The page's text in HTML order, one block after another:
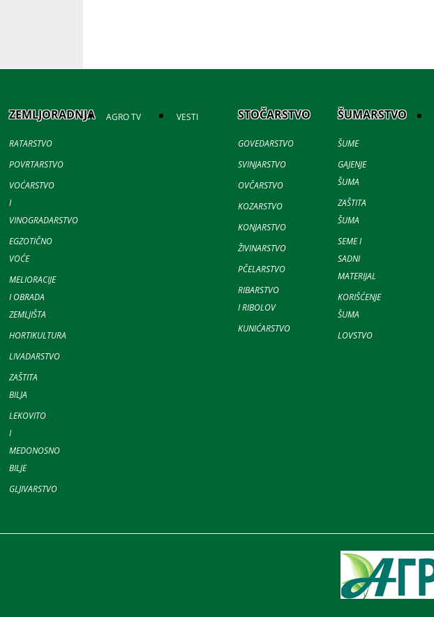
ZEMLJORADNJA
RATARSTVO
POVRTARSTVO
VOĆARSTVO
I
VINOGRADARSTVO
EGZOTIČNO
VOĆE
MELIORACIJE
I OBRADA
ZEMLJIŠTA
HORTIKULTURA
LIVADARSTVO
ZAŠTITA
BILJA
LEKOVITO
I
MEDONOSNO
BILJE
GLJIVARSTVO
AGRO TV VESTI STOČARSTVO
GOVEDARSTVO
SVINJARSTVO
OVČARSTVO
KOZARSTVO
KONJARSTVO
ŽIVINARSTVO
PČELARSTVO
RIBARSTVO
I RIBOLOV
KUNIĆARSTVO
ŠUMARSTVO
ŠUME
GAJENJE
ŠUMA
ZAŠTITA
ŠUMA
SEME I
SADNI
MATERIJAL
KORIŠĆENJE
ŠUMA
LOVSTVO